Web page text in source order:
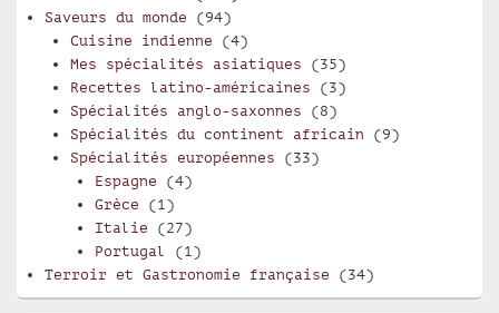
Saveurs du monde (94)
Cuisine indienne (4)
Mes spécialités asiatiques (35)
Recettes latino-américaines (3)
Spécialités anglo-saxonnes (8)
Spécialités du continent africain (9)
Spécialités européennes (33)
Espagne (4)
Grèce (1)
Italie (27)
Portugal
(1)
Terroir et Gastronomie française (34)